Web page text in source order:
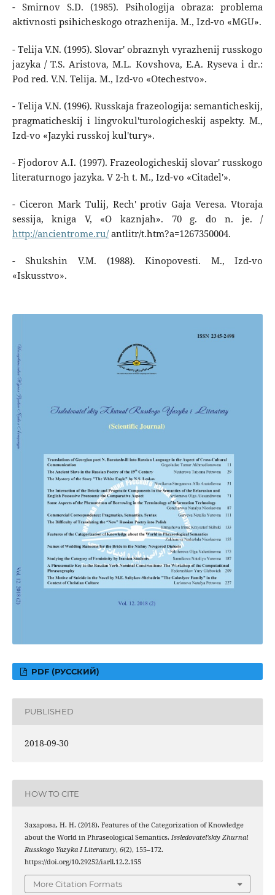
- Smirnov S.D. (1985). Psihologija obraza: problema
aktivnosti psihicheskogo otrazhenija. M., Izd-vo «MGU».
- Telija V.N. (1995). Slovar' obraznyh vyrazhenij russkogo
jazyka / T.S. Aristova, M.L. Kovshova, E.A. Ryseva i dr.:
Pod red. V.N. Telija. M., Izd-vo «Otechestvo».
- Telija V.N. (1996). Russkaja frazeologija: semanticheskij,
pragmaticheskij i lingvokul'turologicheskij aspekty. M.,
Izd-vo «Jazyki russkoj kul'tury».
- Fjodorov A.I. (1997). Frazeologicheskij slovar' russkogo
literaturnogo jazyka. V 2-h t. M., Izd-vo «Citadel'».
- Ciceron Mark Tulij, Rech' protiv Gaja Veresa. Vtoraja
sessija, kniga V, «O kaznjah». 70 g. do n. je. /
http://ancientrome.ru/antlitr/t.htm?a=1267350004.
- Shukshin V.M. (1988). Kinopovesti. M., Izd-vo
«Iskusstvo».
PDF (РУССКИЙ)
PUBLISHED
2018-09-30
HOW TO CITE
Захарова, Н. Н. (2018). Features of the Categorization of Knowledge
about the World in Phraseological Semantics. Issledovatel’skiy Zhurnal
Russkogo Yazyka I Literatury, 6(2), 155–172.
https://doi.org/10.29252/iarll.12.2.155
More Citation Formats